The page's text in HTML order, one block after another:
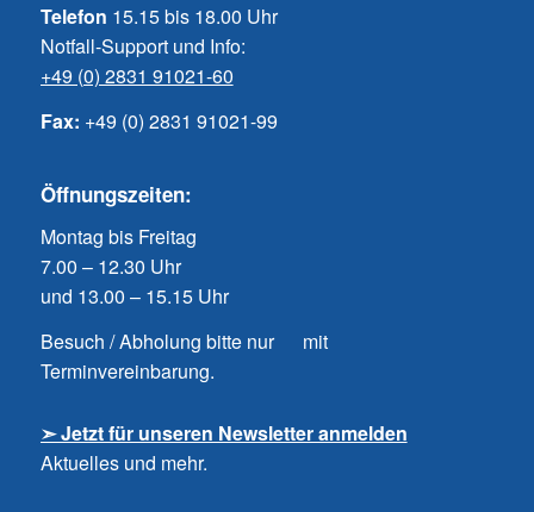
Telefon 15.15 bis 18.00 Uhr
Notfall-Support und Info:
+49 (0) 2831 91021-60
Fax: +49 (0) 2831 91021-99
Öffnungszeiten:
Montag bis Freitag
7.00 – 12.30 Uhr
und 13.00 – 15.15 Uhr
Besuch / Abholung bitte nur mit
Terminvereinbarung.
➣ Jetzt für unseren Newsletter anmelden
Aktuelles und mehr.